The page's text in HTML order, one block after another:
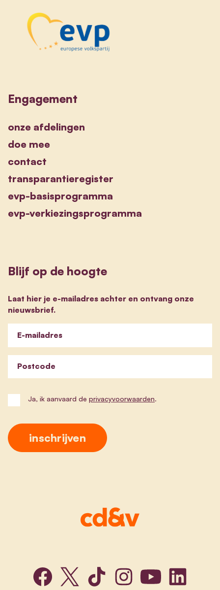
Engagement
onze afdelingen
doe mee
contact
transparantieregister
evp-basisprogramma
evp-verkiezingsprogramma
Blijf op de hoogte
Laat hier je e-mailadres achter en ontvang onze
nieuwsbrief.
E-mailadres
Postcode
Ja, ik aanvaard de privacyvoorwaarden.